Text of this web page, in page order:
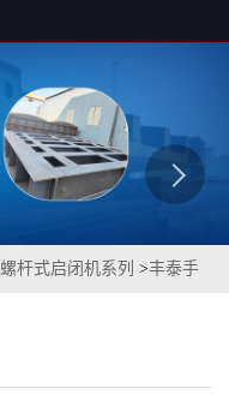
螺杆式启闭机系列 >丰泰手